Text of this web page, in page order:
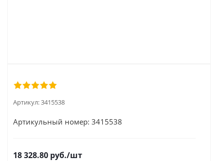
Артикул:3415538
Артикульный номер: 3415538
18 328.80 руб./шт